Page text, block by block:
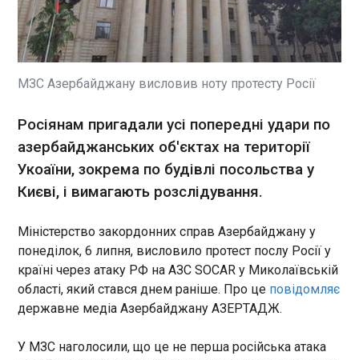
загинули двоє цивільних. Про це повідомив
начальник Сумської ОВА Олег Григоров. Так у
прикордонній Великописарівській громаді
домогосподарству. Загинув господар. Завтра
ЧИТАТЬ
Трамп назвав дату зустрічі із Сі Цзінпінем у
США
01:23:03
Президент США Дональд
можливої зустрічі з лідером
комуністичного Китаю Сі
Цзінпінем на американській
території. Як пише Bloomberg
, республіканець планує
прийняти очільника
тобто саме тоді, коли у Нью-
ЧИТАТЬ
Трамп назвав дату зустрічі з Сі Цзінпінем у
США
МЗС Азербайджану висловив ноту протесту Росії
Росіянам пригадали усі попередні удари по
азербайджанських об'єктах на території
Укоаїни, зокрема по будівлі посольства у
Києві, і вимагають розслідування.
Міністерство закордонних справ Азербайджану у
понеділок, 6 липня, висловило протест послу Росії у
країні через атаку РФ на АЗС SOCAR у Миколаївській
області, який стався днем раніше. Про це повідомляє
державне медіа Азербайджану АЗЕРТАДЖ.
У МЗС наголосили, що це не перша російська атака